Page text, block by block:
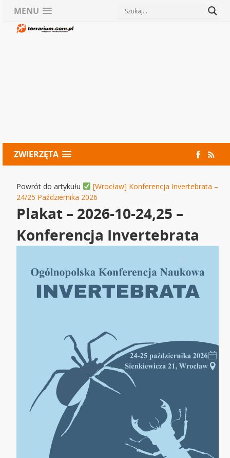
MENU
ZWIERZĘTA
Powrót do artykułu
[Wrocław] Konferencja Invertebrata –
24/25 Października 2026
Plakat – 2026-10-24,25 –
Konferencja Invertebrata